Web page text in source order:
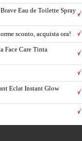
Eau de Toilette Spray
sconto, acquista ora!
Face Care Tinta
Eclat Instant Glow